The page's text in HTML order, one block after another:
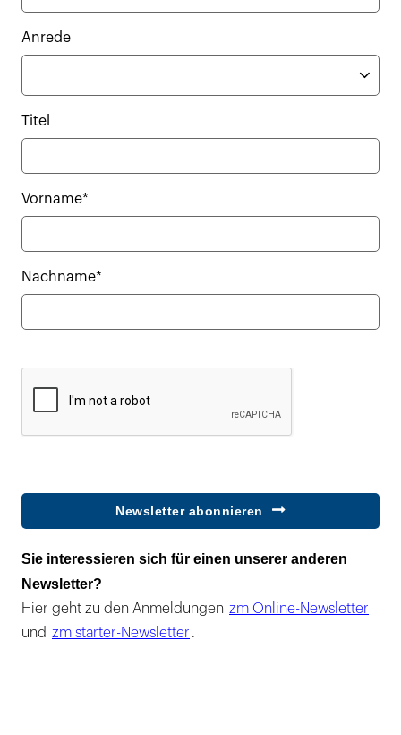
Anrede
Titel
Vorname*
Nachname*
Newsletter abonnieren
Sie interessieren sich für einen unserer anderen
Newsletter?
Hier geht zu den Anmeldungen zm Online-Newsletter
und zm starter-Newsletter .